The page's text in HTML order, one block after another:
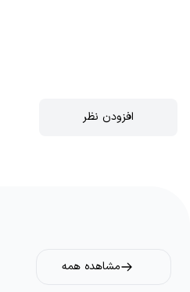
افزودن نظر
مشاهده همه